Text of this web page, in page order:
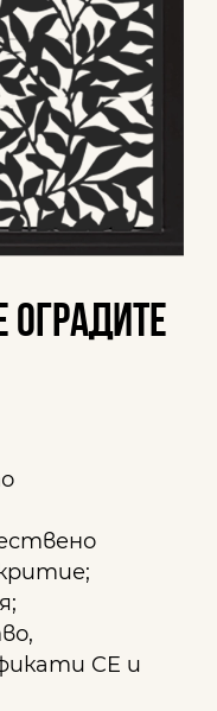
оградите
CE и